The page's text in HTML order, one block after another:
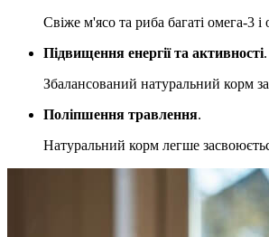
Свіже м'ясо та риба багаті омега-3
Підвищення енергії та активності.
Збалансований натуральний корм
Поліпшення травлення.
Натуральний корм легше